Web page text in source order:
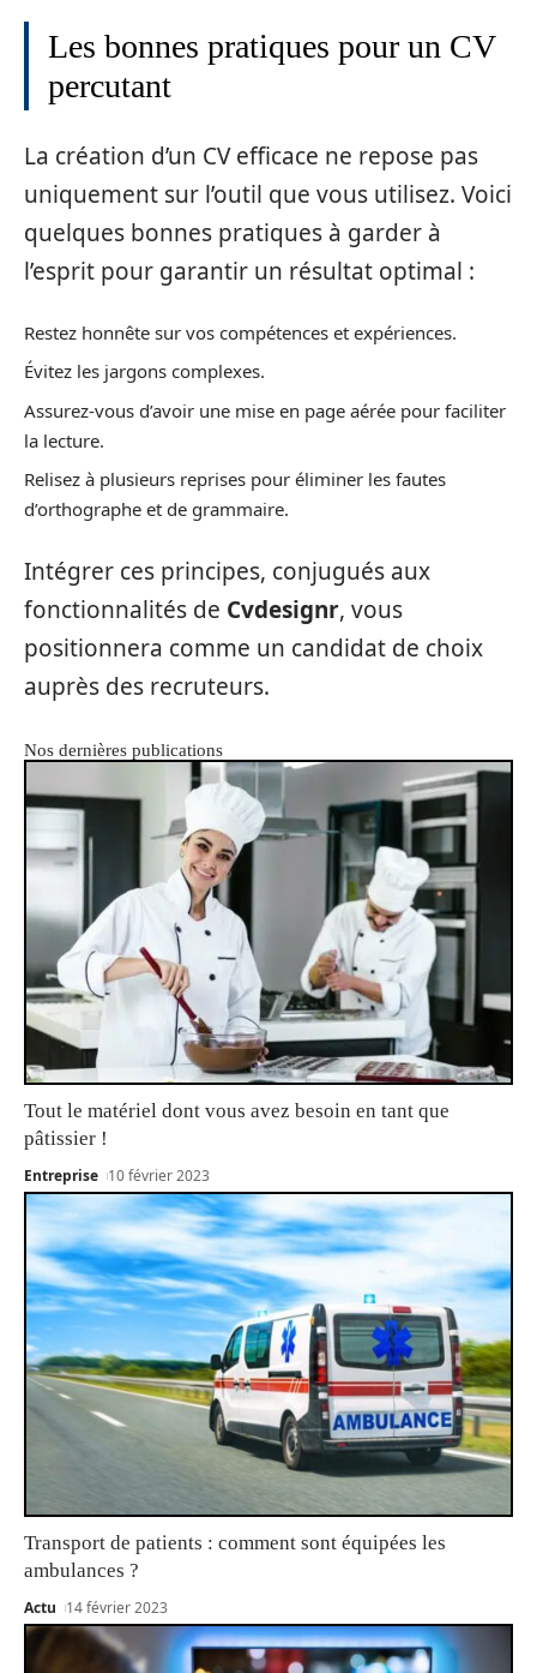
Les bonnes pratiques pour un CV
percutant
La création d’un CV efficace ne repose pas
uniquement sur l’outil que vous utilisez. Voici
quelques bonnes pratiques à garder à
l’esprit pour garantir un résultat optimal :
Restez honnête sur vos compétences et expériences.
Évitez les jargons complexes.
Assurez-vous d’avoir une mise en page aérée pour faciliter
la lecture.
Relisez à plusieurs reprises pour éliminer les fautes
d’orthographe et de grammaire.
Intégrer ces principes, conjugués aux
fonctionnalités de Cvdesignr, vous
positionnera comme un candidat de choix
auprès des recruteurs.
Nos dernières publications
Tout le matériel dont vous avez besoin en tant que
pâtissier !
Entreprise 10 février 2023
Transport de patients : comment sont équipées les
ambulances ?
Actu 14 février 2023